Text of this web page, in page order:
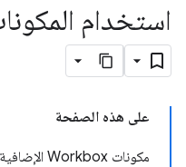
استخدام
على هذه الصفحة
مكونات Workbox الإضافية المتاحة